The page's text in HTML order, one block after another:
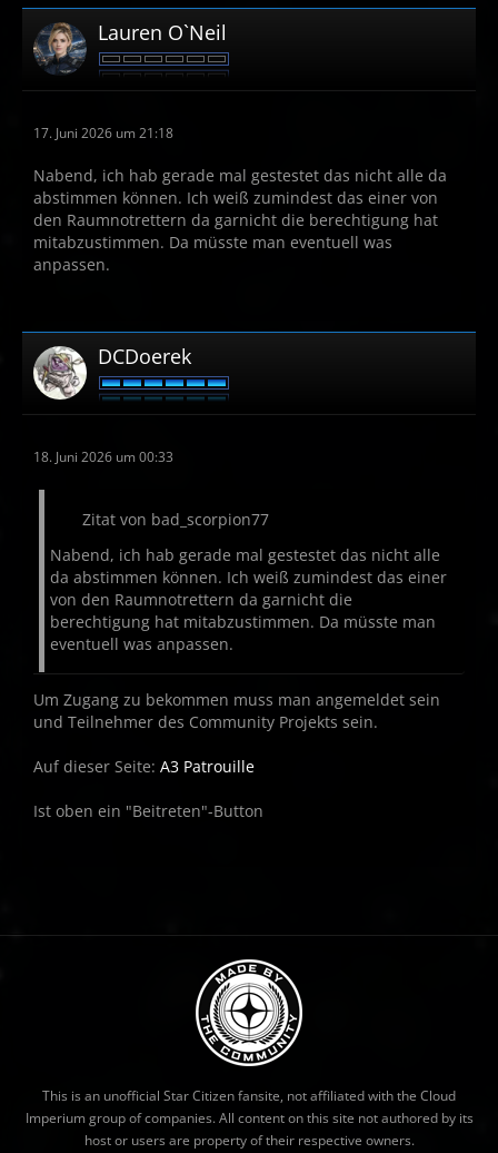
Lauren O`Neil
17. Juni 2026 um 21:18
Nabend, ich hab gerade mal gestestet das nicht alle da
abstimmen können. Ich weiß zumindest das einer von
den Raumnotrettern da garnicht die berechtigung hat
mitabzustimmen. Da müsste man eventuell was
anpassen.
DCDoerek
18. Juni 2026 um 00:33
Zitat von bad_scorpion77
Nabend, ich hab gerade mal gestestet das nicht alle
da abstimmen können. Ich weiß zumindest das einer
von den Raumnotrettern da garnicht die
berechtigung hat mitabzustimmen. Da müsste man
eventuell was anpassen.
Um Zugang zu bekommen muss man angemeldet sein
und Teilnehmer des Community Projekts sein.
Auf dieser Seite: A3 Patrouille
Ist oben ein "Beitreten"-Button
This is an unofficial Star Citizen fansite, not affiliated with the Cloud
Imperium group of companies. All content on this site not authored by its
host or users are property of their respective owners.